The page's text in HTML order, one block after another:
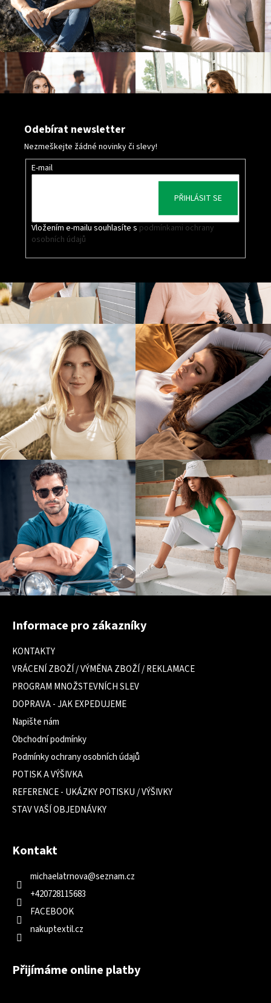
Odebírat newsletter
Nezmeškejte žádné novinky či slevy!
E-mail
Vložením e-mailu souhlasíte s podmínkami ochrany
osobních údajů
PŘIHLÁSIT SE
Z
Informace pro zákazníky
KONTAKTY
VRÁCENÍ ZBOŽÍ / VÝMĚNA ZBOŽÍ / REKLAMACE
PROGRAM MNOŽSTEVNÍCH SLEV
DOPRAVA - JAK EXPEDUJEME
Napište nám
Obchodní podmínky
Podmínky ochrany osobních údajů
POTISK A VÝŠIVKA
REFERENCE - UKÁZKY POTISKU / VÝŠIVKY
STAV VAŠÍ OBJEDNÁVKY
Kontakt
michaelatrnova@seznam.cz
+420728115683
FACEBOOK
nakuptextil.cz
Přijímáme online platby